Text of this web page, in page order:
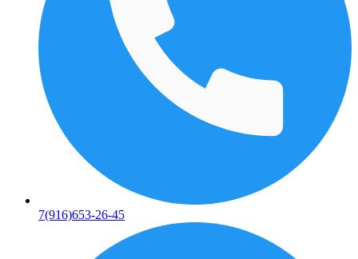
7(916)653-26-45